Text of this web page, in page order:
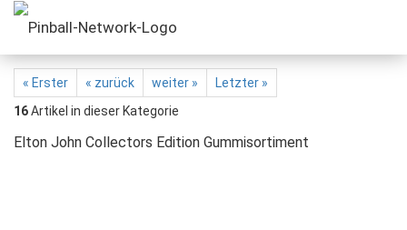
« Erster « zurück weiter »
Letzter »
16Artikel in dieser Kategorie
Elton John Collectors Edition Gummisortiment